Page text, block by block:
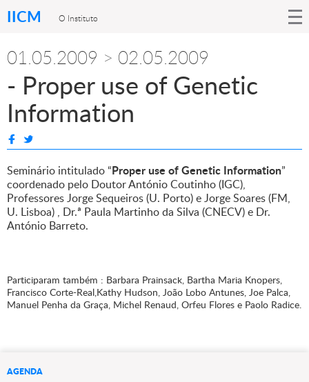
IICM O Instituto
01.05.2009 > 02.05.2009
- Proper use of Genetic
Information
Seminário intitulado “Proper use of Genetic Information”
coordenado pelo Doutor António Coutinho (IGC),
Professores Jorge Sequeiros (U. Porto) e Jorge Soares (FM,
U. Lisboa) , Dr.ª Paula Martinho da Silva (CNECV) e Dr.
António Barreto.
Participaram também : Barbara Prainsack, Bartha Maria Knopers,
Francisco Corte-Real,Kathy Hudson, João Lobo Antunes, Joe Palca,
Manuel Penha da Graça, Michel Renaud, Orfeu Flores e Paolo Radice.
AGENDA